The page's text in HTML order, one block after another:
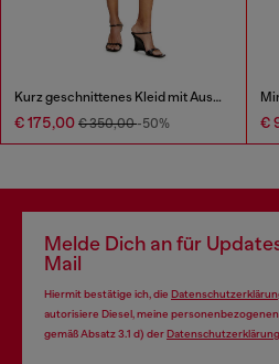
Kurz geschnittenes Kleid mit Ausschnitt aus gerippter Wollstrickware
€ 175,00 € 350,00-50% €
Melde Dich an für
Mail
Hiermit bestätige ich, die
autorisiere Diesel, meine
gemäß Absatz 3.1 d) derDatenschutzerklärung